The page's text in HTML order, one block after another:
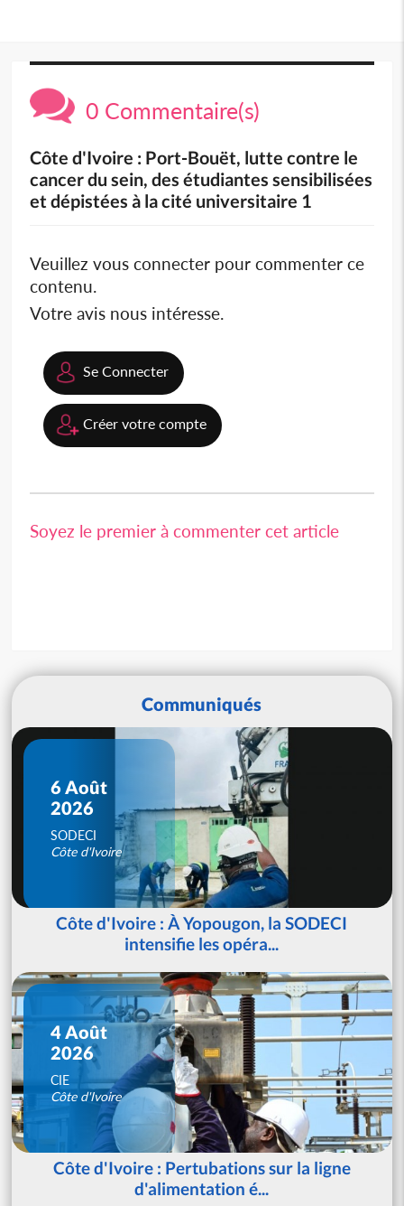
0 Commentaire(s)
Côte d'Ivoire : Port-Bouët, lutte contre le
cancer du sein, des étudiantes sensibilisées
et dépistées à la cité universitaire 1
Veuillez vous connecter pour commenter ce
contenu.
Votre avis nous intéresse.
Se Connecter
Créer votre compte
Soyez le premier à commenter cet article
Communiqués
6 Août
2026
SODECI
Côte d'Ivoire
Côte d'Ivoire : À Yopougon, la SODECI
intensifie les opéra...
4 Août
2026
CIE
Côte d'Ivoire
Côte d'Ivoire : Pertubations sur la ligne
d'alimentation é...